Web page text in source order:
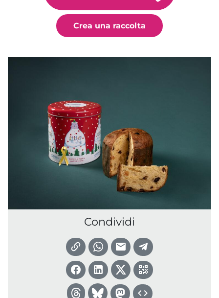
Crea una raccolta
Condividi